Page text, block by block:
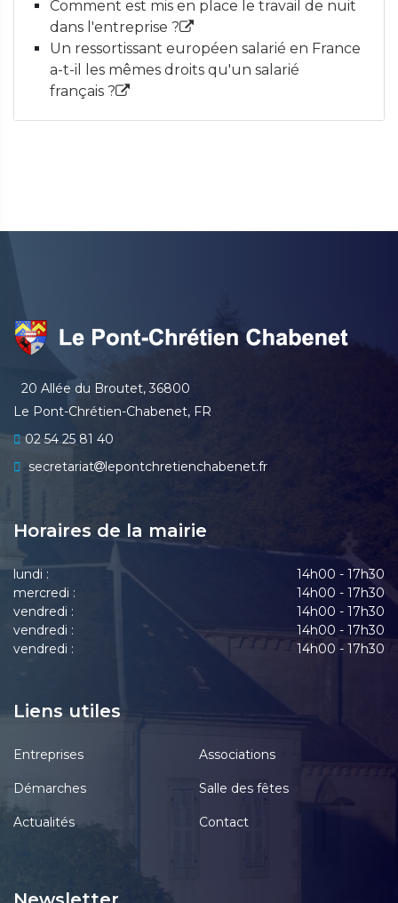
Comment est mis en place le travail de nuit
dans l'entreprise ?
Un ressortissant européen salarié en France
a-t-il les mêmes droits qu'un salarié
français ?
20 Allée du Broutet, 36800
Le Pont-Chrétien-Chabenet, FR
02 54 25 81 40
secretariat
lepontchretienchabenet.fr
Horaires de la mairie
lundi :
14h00 - 17h30
mercredi :
14h00 - 17h30
vendredi :
14h00 - 17h30
vendredi :
14h00 - 17h30
vendredi :
14h00 - 17h30
Liens utiles
Entreprises Associations
Démarches Salle des fêtes
Actualités Contact